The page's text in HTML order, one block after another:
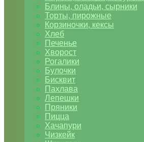
Блины, оладьи, сырники
Торты, пирожные
Корзиночки, кексы
Хлеб
Печенье
Хворост
Рогалики
Булочки
Бисквит
Пахлава
Лепешки
Пряники
Пицца
Хачапури
Чизкейк